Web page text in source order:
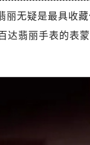
A座5层503-5室（
字楼4号楼22层
写字楼A座13层
塔（中央广场）
丽无疑是最具收
达翡丽手表的表